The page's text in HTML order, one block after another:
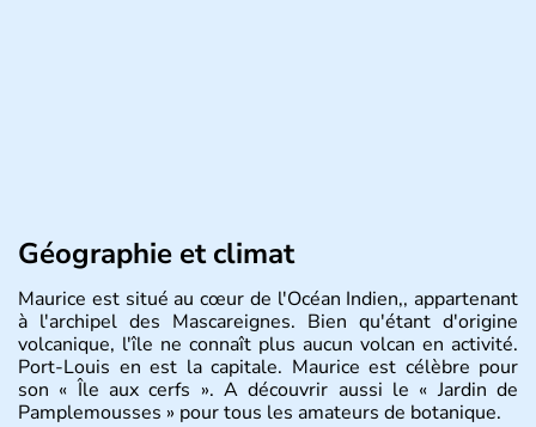
Géographie et climat
Maurice est situé au cœur de l'Océan Indien,, appartenant
à l'archipel des Mascareignes. Bien qu'étant d'origine
volcanique, l'île ne connaît plus aucun volcan en activité.
Port-Louis en est la capitale. Maurice est célèbre pour
son « Île aux cerfs ». A découvrir aussi le « Jardin de
Pamplemousses » pour tous les amateurs de botanique.